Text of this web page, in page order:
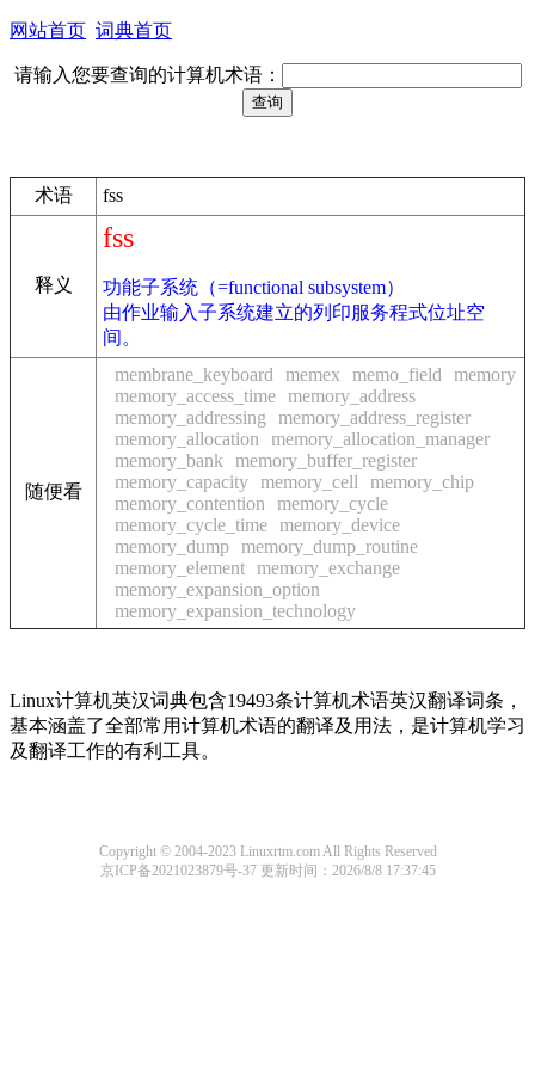
网站首页 词典首页
请输入您要查询的计算机术语：
术语 fss
释义
fss
功能子系统（=functional subsystem）
由作业输入子系统建立的列印服务程式位址空
间。
随便看
membrane_keyboard memex memo_field
memory
memory_access_time memory_address
memory_addressing
memory_address_register
memory_allocation
memory_allocation_manager
memory_bank
memory_buffer_register
memory_capacity memory_cell
memory_chip
memory_contention
memory_cycle
memory_cycle_time memory_device
memory_dump memory_dump_routine
memory_element memory_exchange
memory_expansion_option
memory_expansion_technology
Linux计算机英汉词典包含19493条计算机术语英汉翻译词条，
基本涵盖了全部常用计算机术语的翻译及用法，是计算机学习
及翻译工作的有利工具。
Copyright © 2004-2023 Linuxrtm.com All Rights Reserved
京ICP备2021023879号-37更新时间：2026/8/8 17:37:45